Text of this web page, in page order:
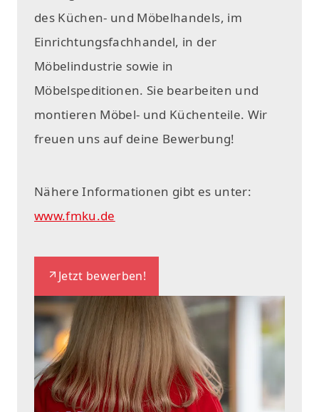
des Küchen- und Möbelhandels, im
Einrichtungsfachhandel, in der
Möbelindustrie sowie in
Möbelspeditionen. Sie bearbeiten und
montieren Möbel- und Küchenteile. Wir
freuen uns auf deine Bewerbung!
Nähere Informationen gibt es unter:
www.fmku.de
Jetzt bewerben!